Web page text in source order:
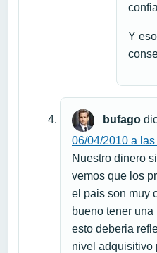
Y
bufago
06/04/2010 a
Nuestro dinero
vemos que los
el pais son muy
bueno tener
esto deberia
nivel adquisitivo